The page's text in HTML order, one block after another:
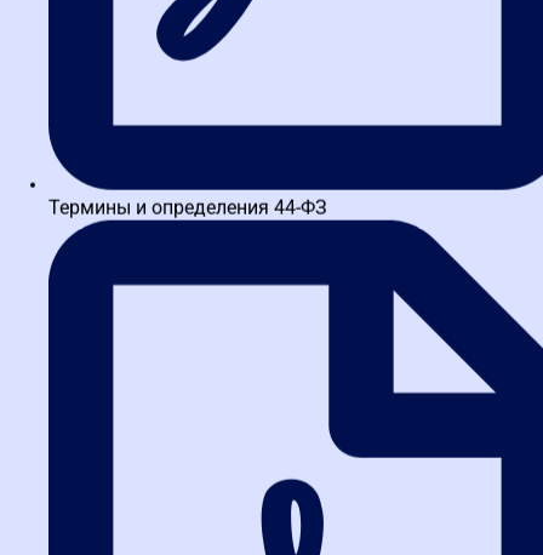
купить дешево, а получить результат, который окупит затраты.
Роль госкомпаний в системе
Государственные компании и корпорации — одни из самых
активных участников закупочных процессов по 223-ФЗ. На них
возлагается реализация масштабных, социально значимых и
инфраструктурных проектов, от которых зависит развитие
целых регионов. В связи с этим на госкомпании ложится особая
ответственность за обеспечение максимальной прозрачности,
обоснованности и экономической целесообразности каждой
Эффективное управление закупками в рамках 223-ФЗ позволяет
этим организациям не только выполнять свои уставные задачи,
но и вносить весомый вклад в экономическое развитие.
рабочие места и внедряя передовые технологии, госкомпании
выстроенная на принципах 223-ФЗ, демонстрирует, как баланс
между предоставленной свободой и необходимой публичной
ответственностью служит на благо всей экономики страны.
Термины и определения 44-ФЗ